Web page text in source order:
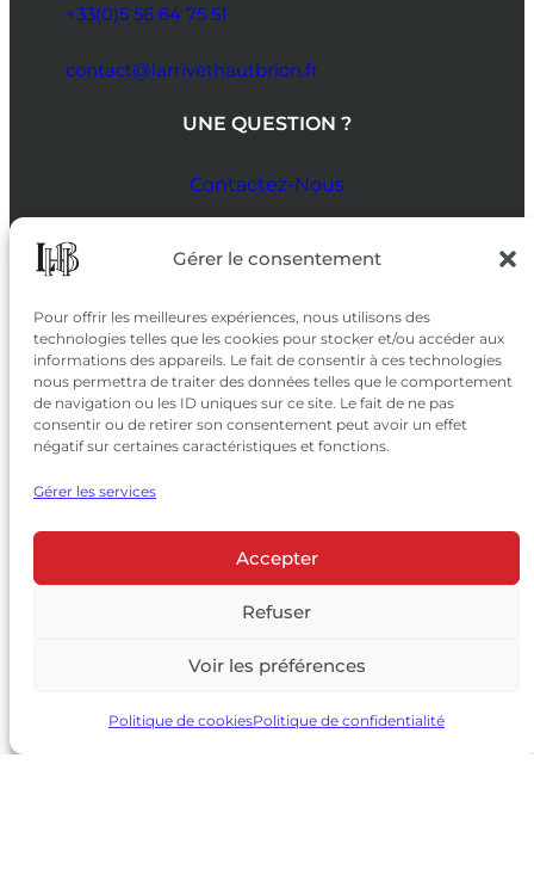
Gérer le consentement
Pour offrir les meilleures expériences, nous utilisons des
technologies telles que les cookies pour stocker et/ou accéder aux
informations des appareils. Le fait de consentir à ces technologies
nous permettra de traiter des données telles que le comportement
de navigation ou les ID uniques sur ce site. Le fait de ne pas
consentir ou de retirer son consentement peut avoir un effet
négatif sur certaines caractéristiques et fonctions.
Gérer les services
Accepter
Refuser
Voir les préférences
Politique de cookiesPolitique de confidentialité
+33(0)5 56 64 75 51
contact@larrivethautbrion.fr
UNE QUESTION ?
Contactez-Nous
SUIVEZ-NOUS
SUR LES RÉSEAUX
© 2026 Château Larrivet Haut-Brion |
Mentions légales|Politique de confidentialité
|CGV
L’ABUS D’ALCOOL EST DANGEREUX POUR LA SANTÉ, À